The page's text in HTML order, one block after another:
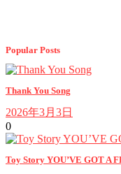
Popular Posts
Thank You Song
2026年3月3日
0
Toy Story YOU’VE GOT A